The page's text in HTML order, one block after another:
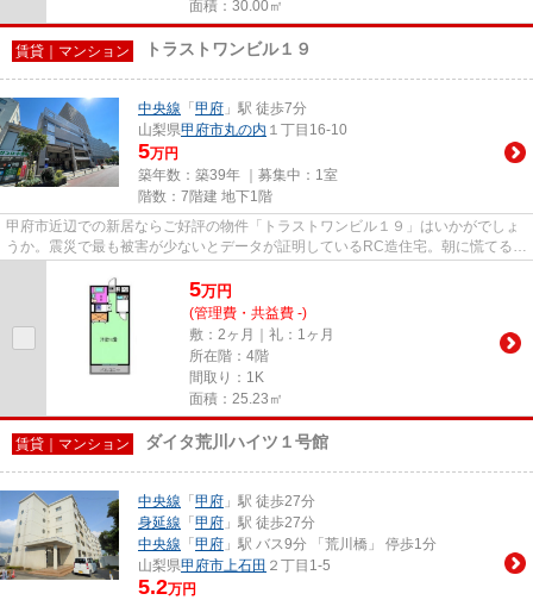
面積：30.00㎡
賃貸｜マンション トラストワンビル１９
中央線 「 甲府 」駅 徒歩7分
山梨県甲府市丸の内 １丁目16-10
5万円
築年数：築39年 ｜募集中： 1室
階数：7階建 地下1階
甲府市近辺での新居ならご好評の物件「トラストワンビル１９」はいかがでしょ
うか。震災で最も被害が少ないとデータが証明しているRC造住宅。朝に慌てるこ
5万円
(管理費・共益費 -)
敷：2ヶ月｜礼：1ヶ月
所在階：4階
間取り：1K
面積：25.23㎡
賃貸｜マンション ダイタ荒川ハイツ１号館
中央線 「 甲府 」駅 徒歩27分
身延線 「 甲府 」駅 徒歩27分
中央線 「 甲府 」駅 バス9分 「荒川橋」 停歩1分
山梨県甲府市上石田 ２丁目1-5
5.2万円